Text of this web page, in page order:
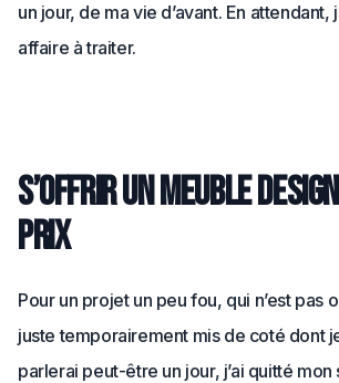
un jour, de ma vie d’avant. En attendant,
affaire à traiter.
S’offrir un meuble
prix
Pour un projet un peu fou, qui n’est pas
juste temporairement mis de coté dont
parlerai peut-être un jour, j’ai quitté mon